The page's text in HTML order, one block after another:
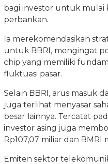
bagi investor untuk mulai
perbankan.
Ia merekomendasikan
untuk BBRI, mengingat
chip yang memiliki
fluktuasi pasar.
Selain BBRI, arus masuk
juga terlihat menyasar
besar lainnya. Tercatat
investor asing juga
Rp107,07 miliar dan BMRI
Emiten sektor